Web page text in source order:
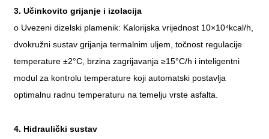
3. Učinkovito grijanje i izolacija
o Uvezeni dizelski plamenik: Kalorijska vrijednost 10×10⁴kcal/h,
dvokružni sustav grijanja termalnim uljem, točnost regulacije
temperature±2°C, brzina zagrijavanja≥15°C/h i inteligentni
modul za kontrolu temperature koji automatski postavlja
optimalnu radnu temperaturu na temelju vrste asfalta.
4. Hidraulički sustav